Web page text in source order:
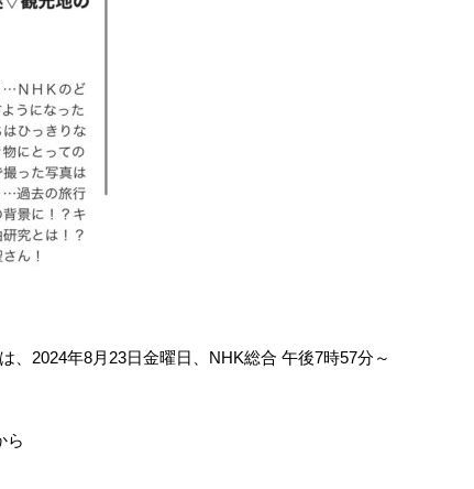
、2024年8月23日金曜日、NHK総合 午後7時57分～
ら